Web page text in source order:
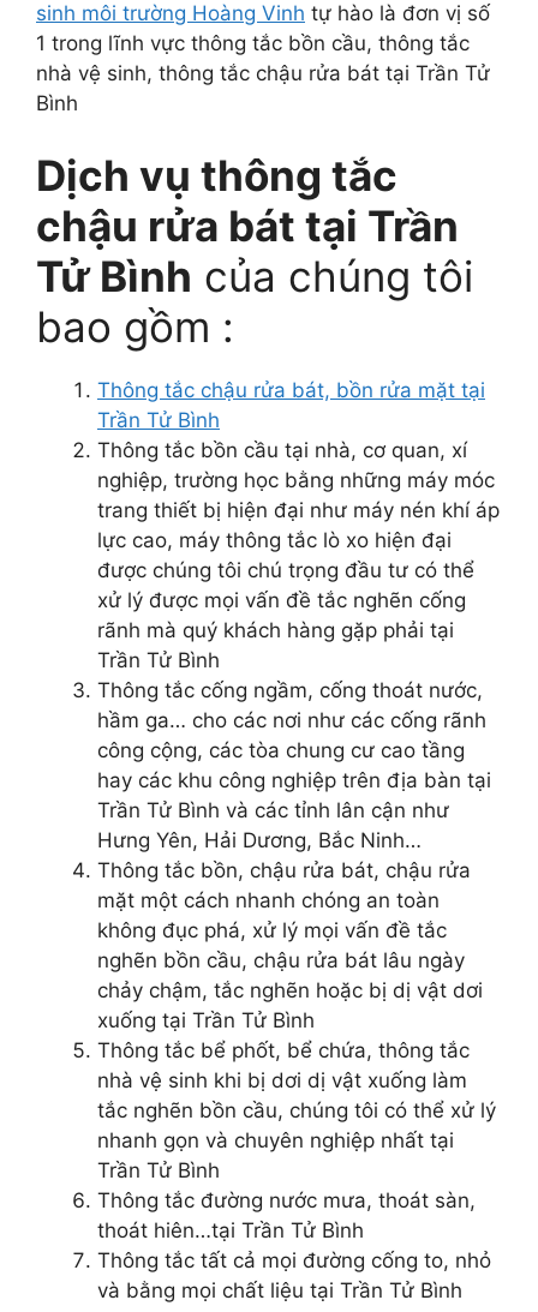
sinh môi trường Hoàng Vinh tự hào là đơn vị số
1 trong lĩnh vực thông tắc bồn cầu, thông tắc
nhà vệ sinh, thông tắc chậu rửa bát tại Trần Tử
Bình
Dịch vụ thông tắc
chậu rửa bát tại Trần
Tử Bình của chúng tôi
bao gồm :
Thông tắc chậu rửa bát, bồn rửa mặt tại
Trần Tử Bình
Thông tắc bồn cầu tại nhà, cơ quan, xí
nghiệp, trường học bằng những máy móc
trang thiết bị hiện đại như máy nén khí áp
lực cao, máy thông tắc lò xo hiện đại
được chúng tôi chú trọng đầu tư có thể
xử lý được mọi vấn đề tắc nghẽn cống
rãnh mà quý khách hàng gặp phải tại
Trần Tử Bình
Thông tắc cống ngầm, cống thoát nước,
hầm ga… cho các nơi như các cống rãnh
công cộng, các tòa chung cư cao tầng
hay các khu công nghiệp trên địa bàn tại
Trần Tử Bình và các tỉnh lân cận như
Hưng Yên, Hải Dương, Bắc Ninh…
Thông tắc bồn, chậu rửa bát, chậu rửa
mặt một cách nhanh chóng an toàn
không đục phá, xử lý mọi vấn đề tắc
nghẽn bồn cầu, chậu rửa bát lâu ngày
chảy chậm, tắc nghẽn hoặc bị dị vật dơi
xuống tại Trần Tử Bình
Thông tắc bể phốt, bể chứa, thông tắc
nhà vệ sinh khi bị dơi dị vật xuống làm
tắc nghẽn bồn cầu, chúng tôi có thể xử lý
nhanh gọn và chuyên nghiệp nhất tại
Trần Tử Bình
Thông tắc đường nước mưa, thoát sàn,
thoát hiên…tại Trần Tử Bình
Thông tắc tất cả mọi đường cống to, nhỏ
và bằng mọi chất liệu tại Trần Tử Bình